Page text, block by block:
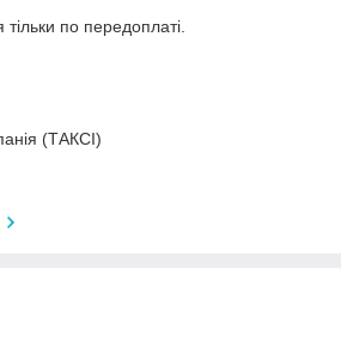
по передоплаті.
(ТАКСІ)